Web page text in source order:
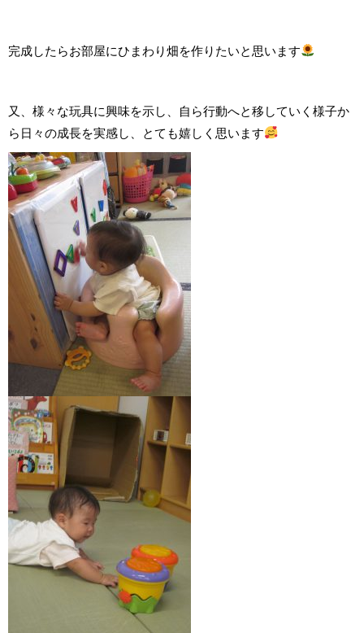
完成したらお部屋にひまわり畑を作りたいと思います
又、様々な玩具に興味を示し、自ら行動へと移していく様子か
ら日々の成長を実感し、とても嬉しく思います